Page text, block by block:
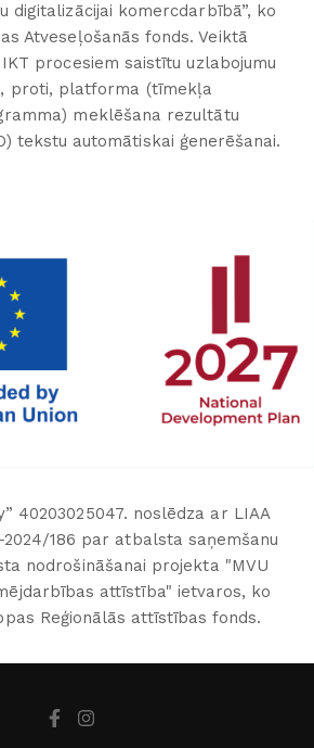
digitalizācijai komercdarbībā”, ko
Atveseļošanās fonds. Veiktā
procesiem saistītu uzlabojumu
proti, platforma (tīmekļa
meklēšana rezultātu
tekstu automātiskai ģenerēšanai.
40203025047. noslēdza ar LIAA
2024/186 par atbalsta saņemšanu
nodrošināšanai projekta "MVU
attīstība" ietvaros, ko
Reģionālās attīstības fonds.